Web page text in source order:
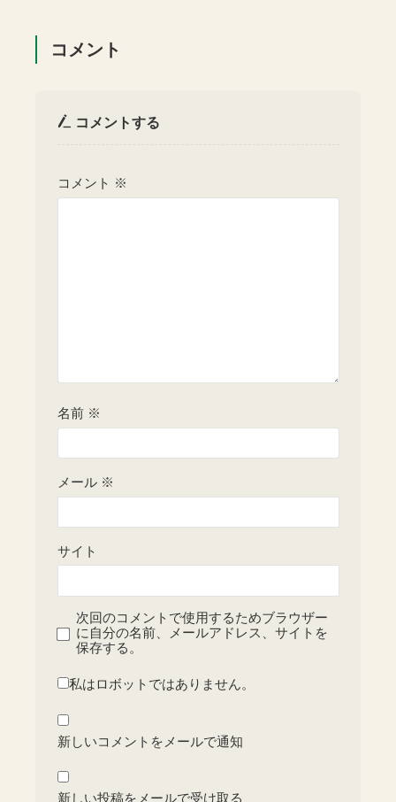
コメント
コメントする
コメント ※
名前 ※
メール ※
サイト
次回のコメントで使用するためブラウザー
に自分の名前、メールアドレス、サイトを
保存する。
私はロボットではありません。
新しいコメントをメールで通知
新しい投稿をメールで受け取る